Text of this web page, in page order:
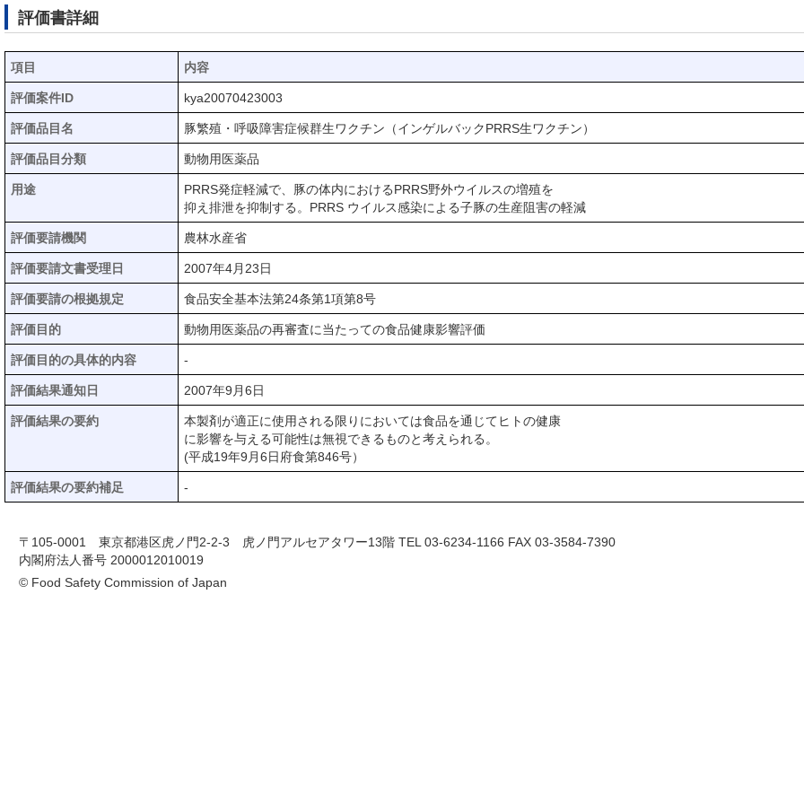
評価書詳細
項目 内容
評価案件ID kya20070423003
評価品目名 豚繁殖・呼吸障害症候群生ワクチン（インゲルバックPRRS生ワクチン）
評価品目分類 動物用医薬品
用途
PRRS発症軽減で、豚の体内におけるPRRS野外ウイルスの増殖を
抑え排泄を抑制する。PRRS ウイルス感染による子豚の生産阻害の軽減
評価要請機関 農林水産省
評価要請文書受理日 2007年4月23日
評価要請の根拠規定 食品安全基本法第24条第1項第8号
評価目的 動物用医薬品の再審査に当たっての食品健康影響評価
評価目的の具体的内容 -
評価結果通知日 2007年9月6日
評価結果の要約
本製剤が適正に使用される限りにおいては食品を通じてヒトの健康
に影響を与える可能性は無視できるものと考えられる。
(平成19年9月6日府食第846号）
評価結果の要約補足 -
〒105-0001 東京都港区虎ノ門2-2-3 虎ノ門アルセアタワー13階 TEL 03-6234-1166 FAX 03-3584-7390
内閣府法人番号 2000012010019
© Food Safety Commission of Japan